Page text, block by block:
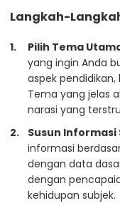
Langkah-
Pilih Tema
yang ingin Anda
aspek
Tema yang jelas
narasi yang
Susun
informasi
dengan data
dengan
kehidupan subjek.